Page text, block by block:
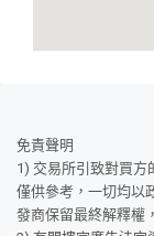
免責聲明
1) 交易所引致對買方
僅供參考，一切均以
發商保留最終解釋權